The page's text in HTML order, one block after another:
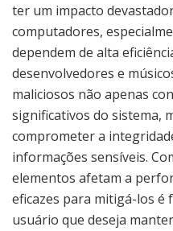
ter um impacto
computadores,
dependem de alta
desenvolvedores e
maliciosos não apenas
significativos do sistema,
comprometer a
informações sensíveis.
elementos afetam a
eficazes para mitigá-los
usuário que deseja